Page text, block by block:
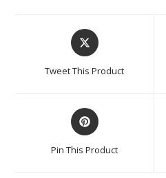
Tweet This Product
Pin This Product